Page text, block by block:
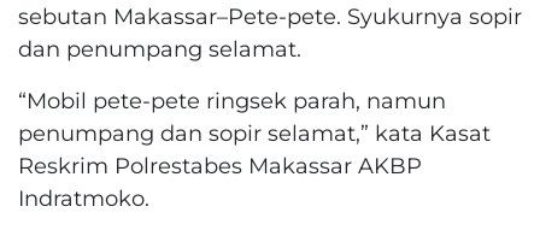
sebutan Makassar–Pete-pete. Syukurnya sopir
dan penumpang selamat.
“Mobil pete-pete ringsek parah, namun
penumpang dan sopir selamat,” kata Kasat
Reskrim Polrestabes Makassar AKBP
Indratmoko.